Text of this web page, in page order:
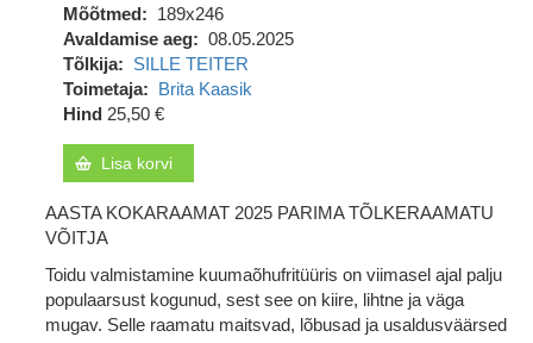
Mõõtmed
189x246
Avaldamise aeg
08.05.2025
Tõlkija
SILLE TEITER
Toimetaja
Brita Kaasik
Hind 25,50 €
Lisa korvi
AASTA KOKARAAMAT 2025 PARIMA TÕLKERAAMATU
VÕITJA
Toidu valmistamine kuumaõhufritüüris on viimasel ajal palju
populaarsust kogunud, sest see on kiire, lihtne ja väga
mugav. Selle raamatu maitsvad, lõbusad ja usaldusväärsed